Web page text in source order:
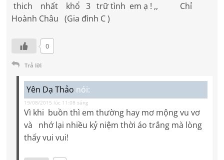
thich nhất khổ 3 trữ tình em ạ ! ,, Chỉ
Hoành Châu (Gia đình C )
0
Trả lời
Yên Dạ Thảo nói:
19/08/2015 lúc 11:08 sáng
Vì khi buồn thì em thường hay mơ mộng vu vơ
và nhớ lại nhiều kỷ niệm thời áo trắng mà lòng
thấy vui vui!